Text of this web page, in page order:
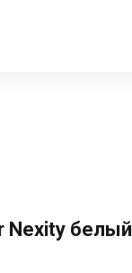
Nexity белый